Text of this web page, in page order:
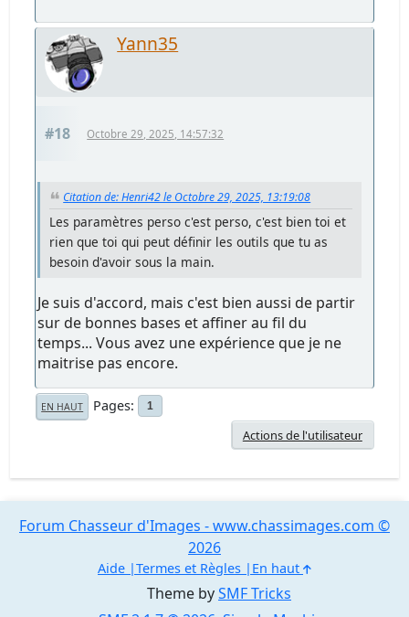
Yann35
#18 Octobre 29, 2025, 14:57:32
Citation de: Henri42 le Octobre 29, 2025, 13:19:08
Les paramètres perso c'est perso, c'est bien toi et
rien que toi qui peut définir les outils que tu as
besoin d'avoir sous la main.
Je suis d'accord, mais c'est bien aussi de partir
sur de bonnes bases et affiner au fil du
temps... Vous avez une expérience que je ne
maitrise pas encore.
EN HAUT Pages 1
Actions de l'utilisateur
Theme bySMF Tricks
Forum Chasseur d'Images - www.chassimages.com ©
2026
Aide Termes et Règles En haut